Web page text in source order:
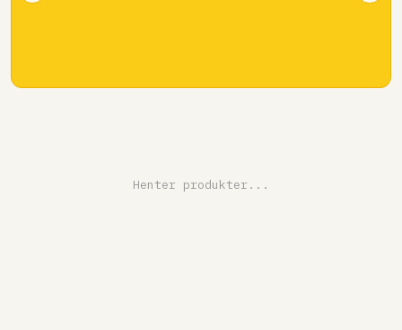
Henter produkter...